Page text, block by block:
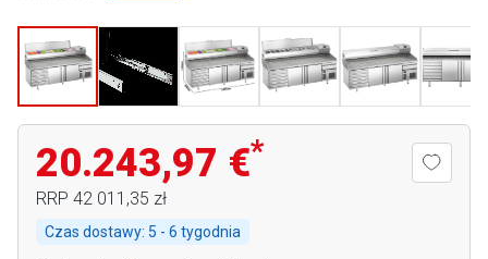
20.243,97 €*
RRP 42 011,35 zł
Czas dostawy: 5 - 6 tygodnia